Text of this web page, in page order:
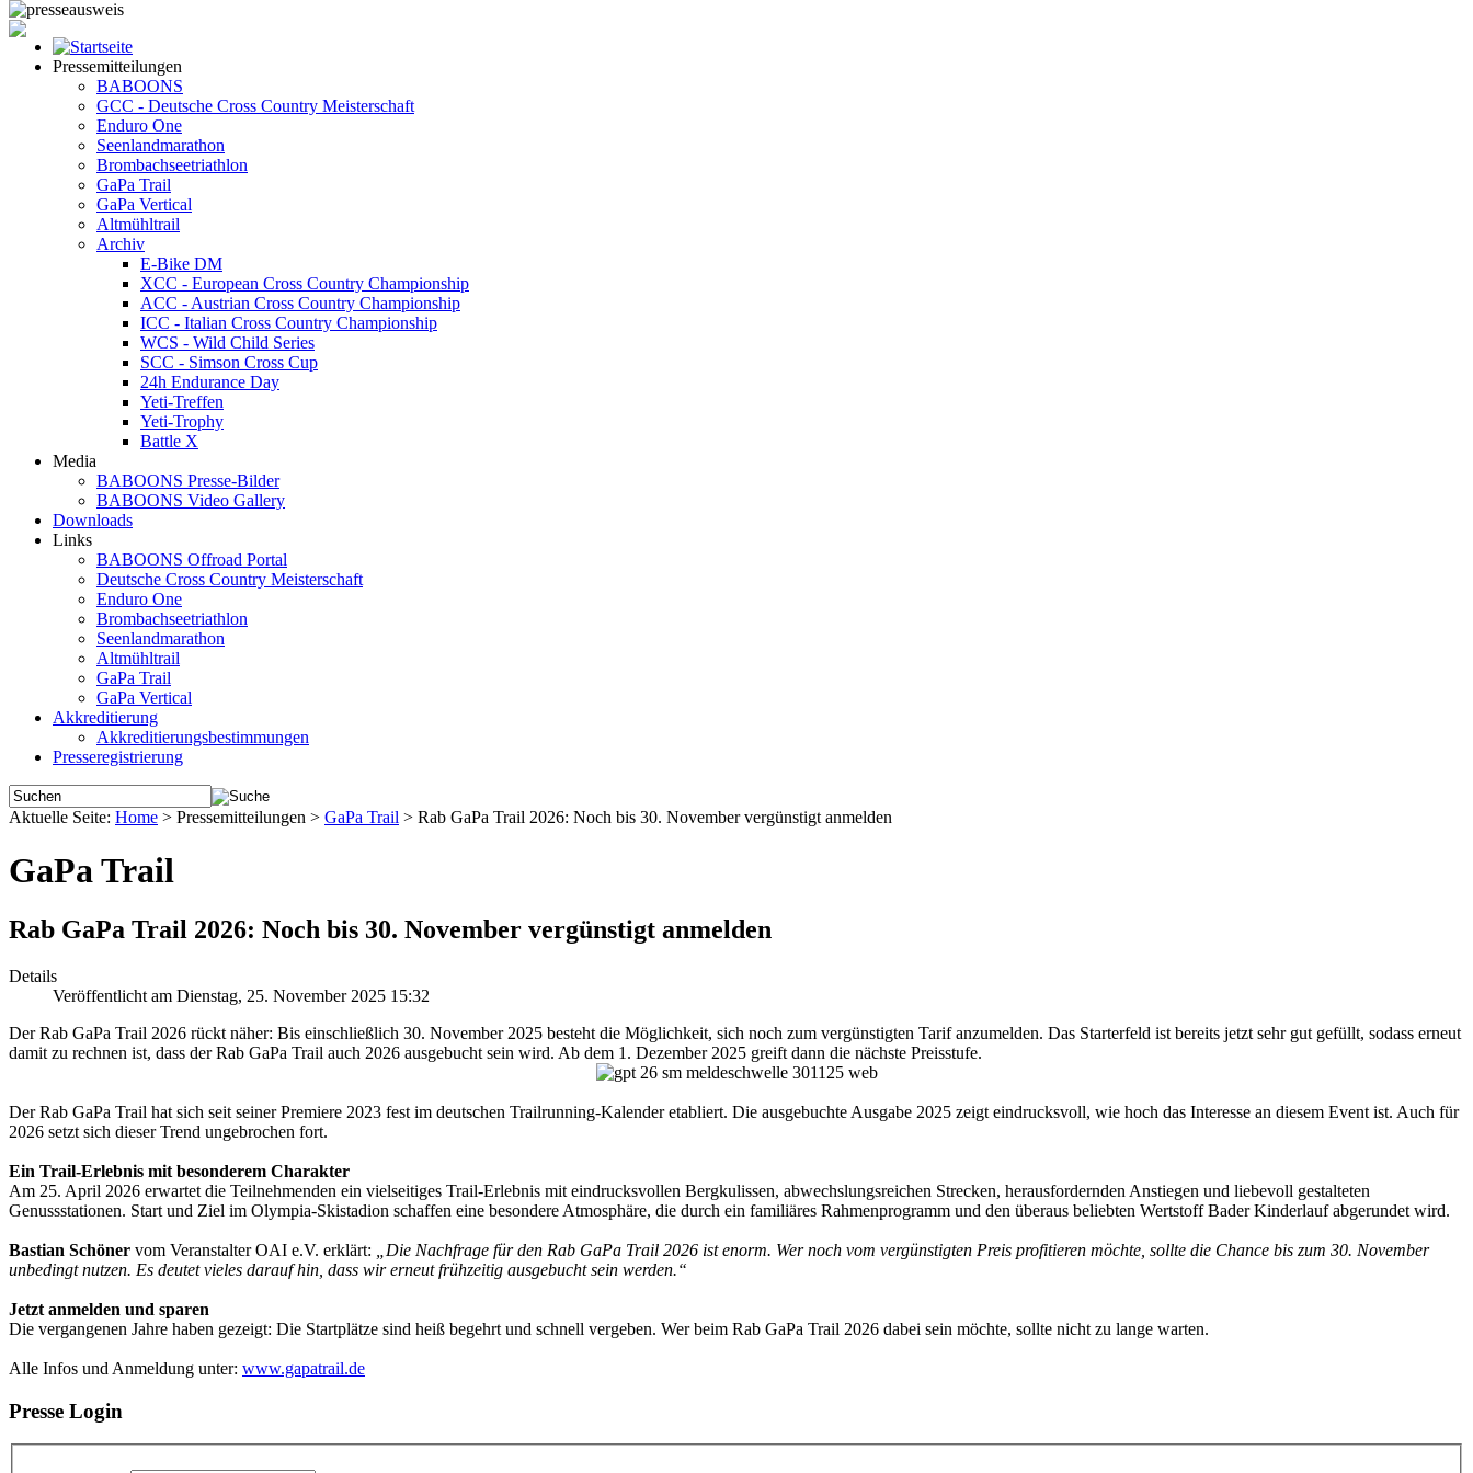
Pressemitteilungen
BABOONS
GCC - Deutsche Cross Country Meisterschaft
Enduro One
Seenlandmarathon
Brombachseetriathlon
GaPa Trail
GaPa Vertical
Altmühltrail
Archiv
E-Bike DM
XCC - European Cross Country Championship
ACC - Austrian Cross Country Championship
ICC - Italian Cross Country Championship
WCS - Wild Child Series
SCC - Simson Cross Cup
24h Endurance Day
Yeti-Treffen
Yeti-Trophy
Battle X
Media
BABOONS Presse-Bilder
BABOONS Video Gallery
Downloads
Links
BABOONS Offroad Portal
Deutsche Cross Country Meisterschaft
Enduro One
Brombachseetriathlon
Seenlandmarathon
Altmühltrail
GaPa Trail
GaPa Vertical
Akkreditierung
Akkreditierungsbestimmungen
Presseregistrierung
Aktuelle Seite: Home > Pressemitteilungen > GaPa Trail > Rab GaPa Trail 2026: Noch bis 30. November vergünstigt anmelden
GaPa Trail
Rab GaPa Trail 2026: Noch bis 30. November vergünstigt anmelden
Details
Veröffentlicht am Dienstag, 25. November 2025 15:32
Der Rab GaPa Trail 2026 rückt näher: Bis einschließlich 30. November 2025 besteht die Möglichkeit, sich noch zum vergünstigten Tarif anzumelden. Das Starterfeld ist bereits jetzt sehr gut gefüllt, sodass erneut
damit zu rechnen ist, dass der Rab GaPa Trail auch 2026 ausgebucht sein wird. Ab dem 1. Dezember 2025 greift dann die nächste Preisstufe.
Der Rab GaPa Trail hat sich seit seiner Premiere 2023 fest im deutschen Trailrunning-Kalender etabliert. Die ausgebuchte Ausgabe 2025 zeigt eindrucksvoll, wie hoch das Interesse an diesem Event ist. Auch für
2026 setzt sich dieser Trend ungebrochen fort.
Ein Trail-Erlebnis mit besonderem Charakter
Am 25. April 2026 erwartet die Teilnehmenden ein vielseitiges Trail-Erlebnis mit eindrucksvollen Bergkulissen, abwechslungsreichen Strecken, herausfordernden Anstiegen und liebevoll gestalteten
Genussstationen. Start und Ziel im Olympia-Skistadion schaffen eine besondere Atmosphäre, die durch ein familiäres Rahmenprogramm und den überaus beliebten Wertstoff Bader Kinderlauf abgerundet wird.
Bastian Schöner vom Veranstalter OAI e.V. erklärt:
„Die Nachfrage für den Rab GaPa Trail 2026 ist enorm. Wer noch vom vergünstigten Preis profitieren möchte, sollte die Chance bis zum 30. November
unbedingt nutzen. Es deutet vieles darauf hin, dass wir erneut frühzeitig ausgebucht sein werden.“
Jetzt anmelden und sparen
Die vergangenen Jahre haben gezeigt: Die Startplätze sind heiß begehrt und schnell vergeben. Wer beim Rab GaPa Trail 2026 dabei sein möchte, sollte nicht zu lange warten.
Alle Infos und Anmeldung unter: www.gapatrail.de
Presse Login